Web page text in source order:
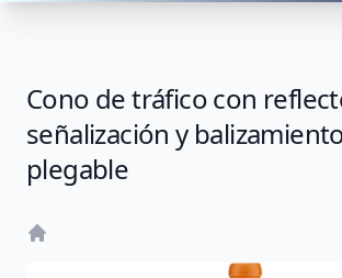
Cono de tráfico con
señalización y
plegable